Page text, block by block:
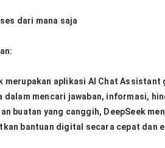
dari mana saja
merupakan aplikasi AI Chat
dalam mencari jawaban, informasi,
buatan yang canggih, DeepSeek
bantuan digital secara cepat dan